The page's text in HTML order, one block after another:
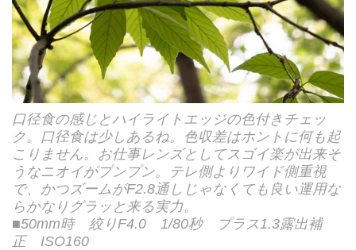
口径食の感じとハイライトエッジの色付きチェッ
ク。口径食は少しあるね。色収差はホントに何も起
こりません。お仕事レンズとしてスゴイ楽が出来そ
うなニオイがプンプン。テレ側よりワイド側重視
で、かつズームがF2.8通しじゃなくても良い運用な
らかなりグラッと来る実力。
■50mm時 絞りF4.0 1/80秒 プラス1.3露出補
正 ISO160